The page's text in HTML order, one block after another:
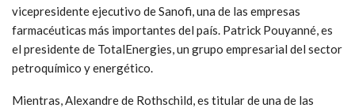
vicepresidente ejecutivo de Sanofi, una de las empresas
farmacéuticas más importantes del país. Patrick Pouyanné, es
el presidente de TotalEnergies, un grupo empresarial del sector
petroquímico y energético.
Mientras, Alexandre de Rothschild, es titular de una de las